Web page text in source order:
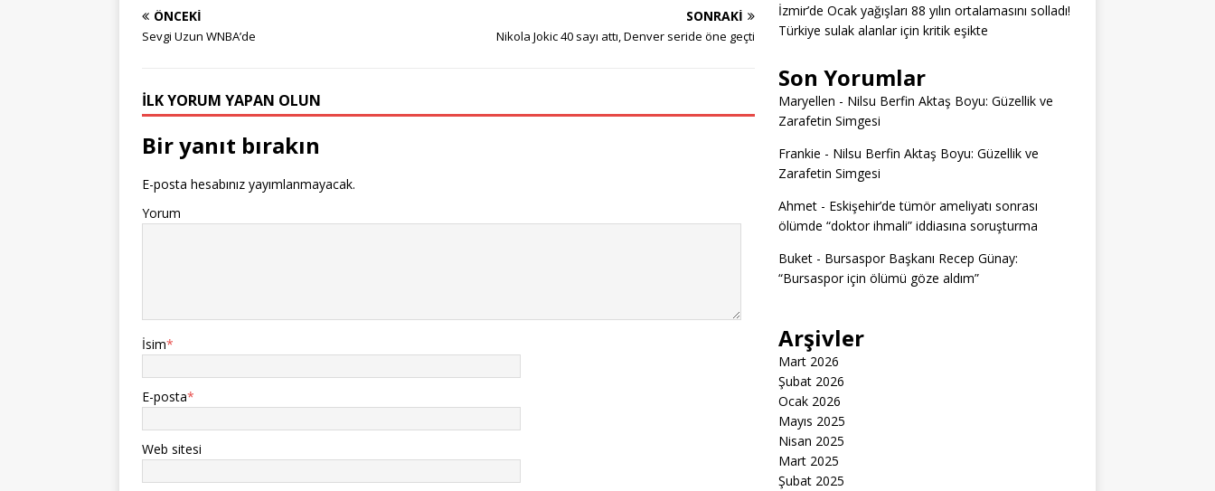
ÖNCEKI
Sevgi Uzun WNBA’de
SONRAKI
Nikola Jokic 40 sayı attı, Denver seride öne geçti
İLK YORUM YAPAN OLUN
Bir yanıt bırakın
E-posta hesabınız yayımlanmayacak.
Yorum
İsim*
E-posta*
Web sitesi
İzmir’de Ocak yağışları 88 yılın ortalamasını solladı!
Türkiye sulak alanlar için kritik eşikte
Son Yorumlar
Maryellen - Nilsu Berfin Aktaş Boyu: Güzellik ve
Zarafetin Simgesi
Frankie - Nilsu Berfin Aktaş Boyu: Güzellik ve
Zarafetin Simgesi
Ahmet- Eskişehir’de tümör ameliyatı sonrası
ölümde “doktor ihmali” iddiasına soruşturma
Buket- Bursaspor Başkanı Recep Günay:
“Bursaspor için ölümü göze aldım”
Arşivler
Mart 2026
Şubat 2026
Ocak 2026
Mayıs 2025
Nisan 2025
Mart 2025
Şubat 2025